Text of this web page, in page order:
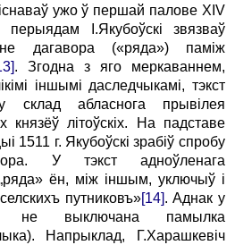
ужо ў першай палове XIV
І.Якубоўскі звязваў
дагавора («ряда») паміж
. Згодна з яго меркаваннем,
іншымі даследчыкамі, тэкст
склад абласнога прывілея
князёў літоўскіх. На падставе
1511 г. Якубоўскі зрабіў спробу
У тэкст адноўленага
ён, між іншым, уключыў і
путниковъ»[14]. Аднак у
не выключана памылка
Напрыклад, Г.Харашкевіч